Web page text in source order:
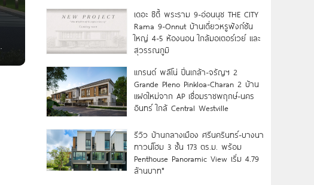
เดอะ ซิตี้ พระราม 9-อ่อนนุช THE CITY
Rama 9-Onnut บ้านเดี่ยวหรูฟังก์ชัน
ใหญ่ 4-5 ห้องนอน ใกล้มอเตอร์เวย์ และ
สุวรรณภูมิ
แกรนด์ พลีโน่ ปิ่นเกล้า-จรัญฯ 2
Grande Pleno Pinkloa-Charan 2 บ้าน
แฝดใหม่จาก AP เชื่อมราชพฤกษ์-นคร
อินทร์ ใกล้ Central Westville
รีวิว บ้านกลางเมือง ศรีนครินทร์-บางนา
ทาวน์โฮม 3 ชั้น 173 ตร.ม. พร้อม
Penthouse Panoramic View เริ่ม 4.79
ล้านบาท*